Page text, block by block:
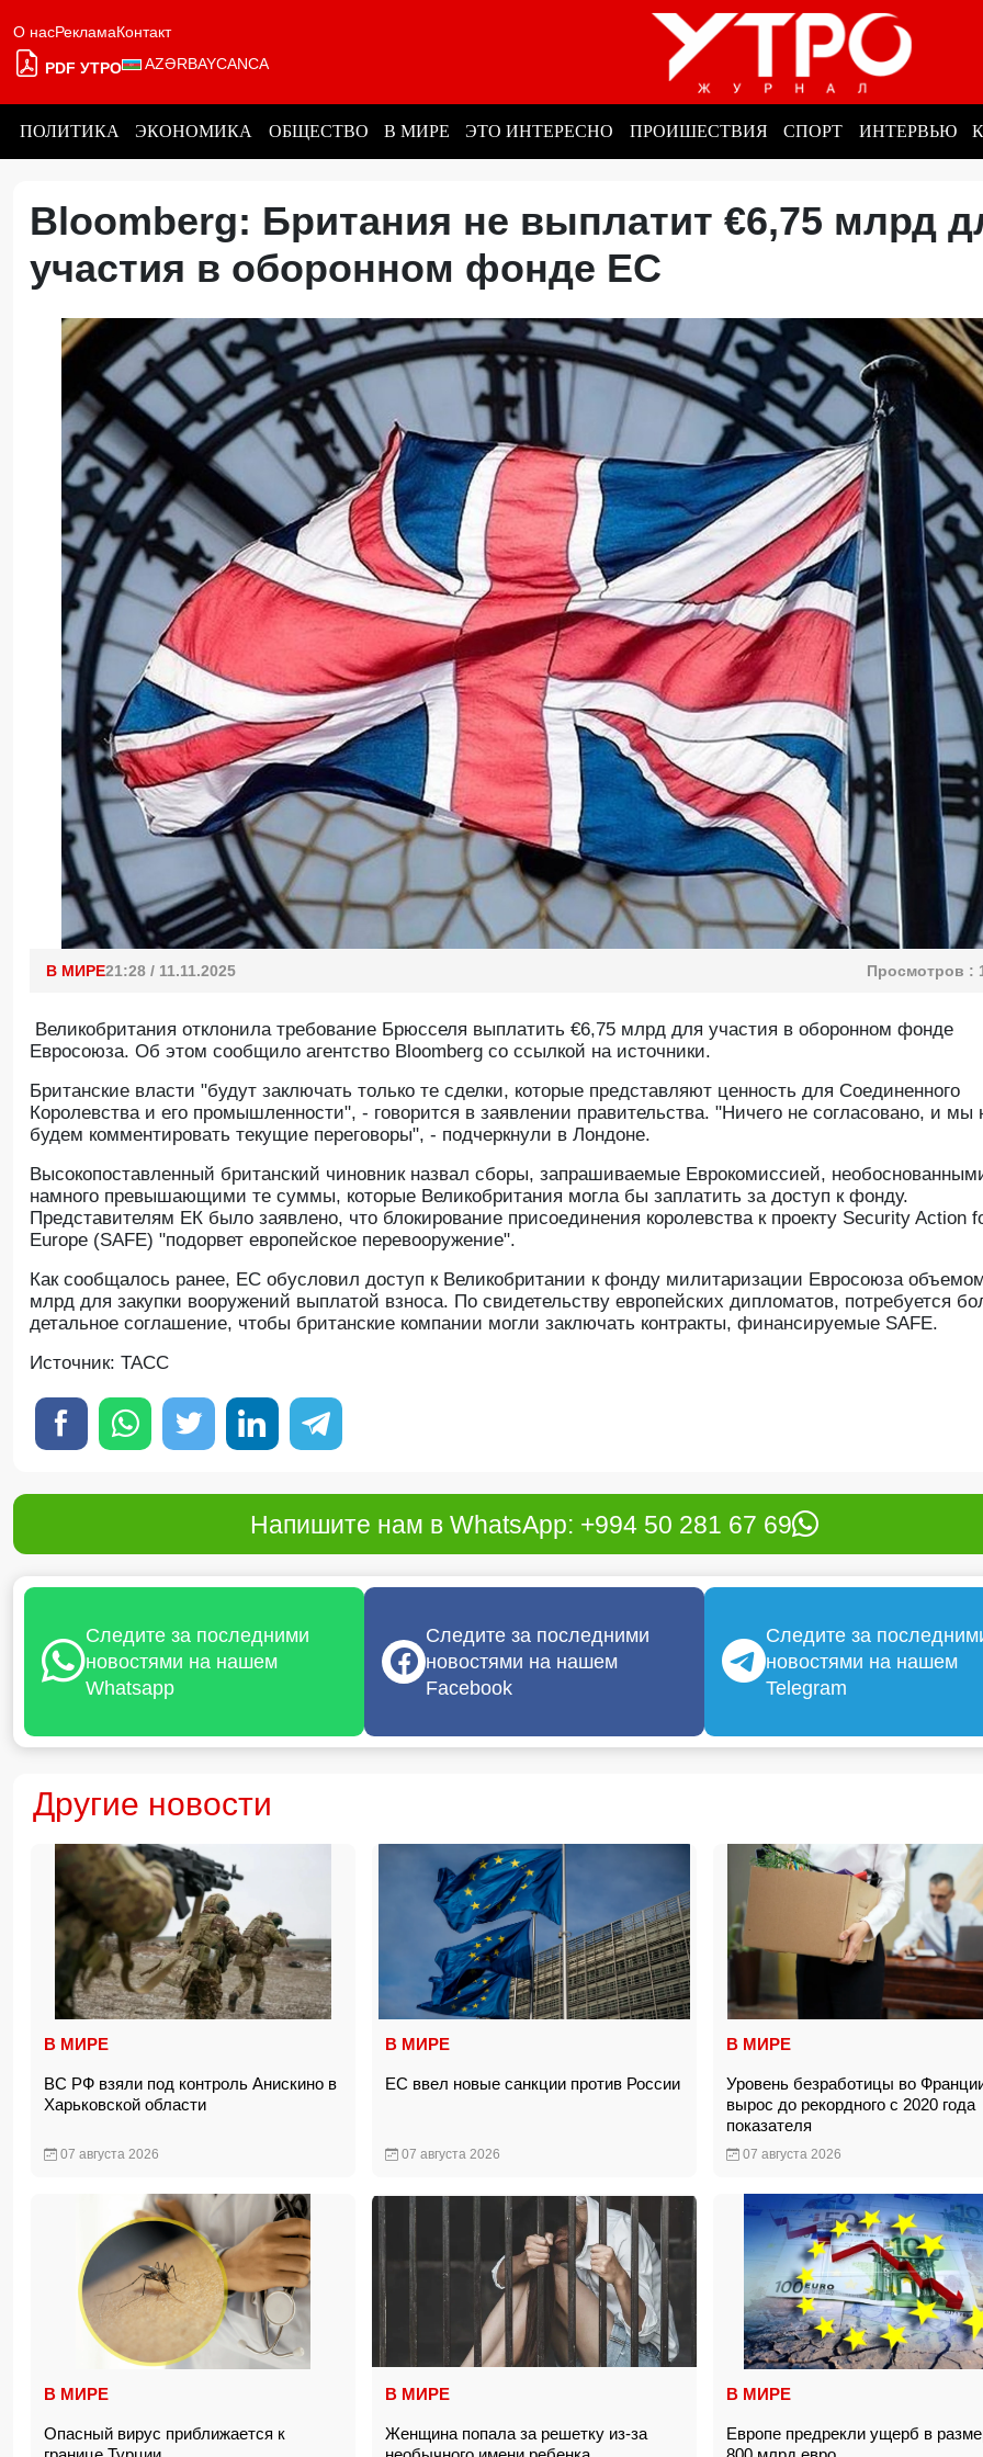
О насРекламаКонтакт
PDF УТРО AZƏRBAYCANCA
ПОЛИТИКА ЭКОНОМИКА ОБЩЕСТВО В МИРЕ ЭТО ИНТЕРЕСНО ПРОИШЕСТВИЯ СПОРТ ИНТЕРВЬЮ
Bloomberg: Британия не выплатит €6,75 млрд
участия в оборонном фонде ЕС
В МИРЕ21:28 / 11.11.2025 Просмотров :
Великобритания отклонила требование Брюсселя выплатить €6,75 млрд для участия в оборонном фонде
Евросоюза. Об этом сообщило агентство Bloomberg со ссылкой на источники.
Британские власти "будут заключать только те сделки, которые представляют ценность для Соединенного
Королевства и его промышленности", - говорится в заявлении правительства. "Ничего не согласовано, и мы
будем комментировать текущие переговоры", - подчеркнули в Лондоне.
Высокопоставленный британский чиновник назвал сборы, запрашиваемые Еврокомиссией,
намного превышающими те суммы, которые Великобритания могла бы заплатить за доступ к фонду.
Представителям ЕК было заявлено, что блокирование присоединения королевства к проекту Security Action
Europe (SAFE) "подорвет европейское перевооружение".
Как сообщалось ранее, ЕС обусловил доступ к Великобритании к фонду милитаризации Евросоюза
млрд для закупки вооружений выплатой взноса. По свидетельству европейских дипломатов, потребуется
детальное соглашение, чтобы британские компании могли заключать контракты, финансируемые SAFE.
Источник: ТАСС
Напишите нам в WhatsApp: +994 50 281 67 69
Следите за последними
новостями на нашем
Whatsapp
Следите за последними
новостями на нашем
Facebook
Следите за
новостями на нашем
Telegram
Другие новости
В МИРЕ
ВС РФ взяли под контроль Анискино в
Харьковской области
07 августа 2026
В МИРЕ
ЕС ввел новые санкции против России
07 августа 2026
В МИРЕ
Уровень безработицы во
вырос до рекордного с 2020 года
показателя
07 августа 2026
В МИРЕ
Опасный вирус приближается к
В МИРЕ
Женщина попала за решетку из-за
В МИРЕ
Европе предрекли ущерб в